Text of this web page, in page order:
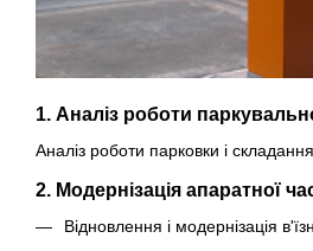
1. Аналіз роботи
Аналіз роботи парковки і
2. Модернізація апаратної
Відновлення і модернізація